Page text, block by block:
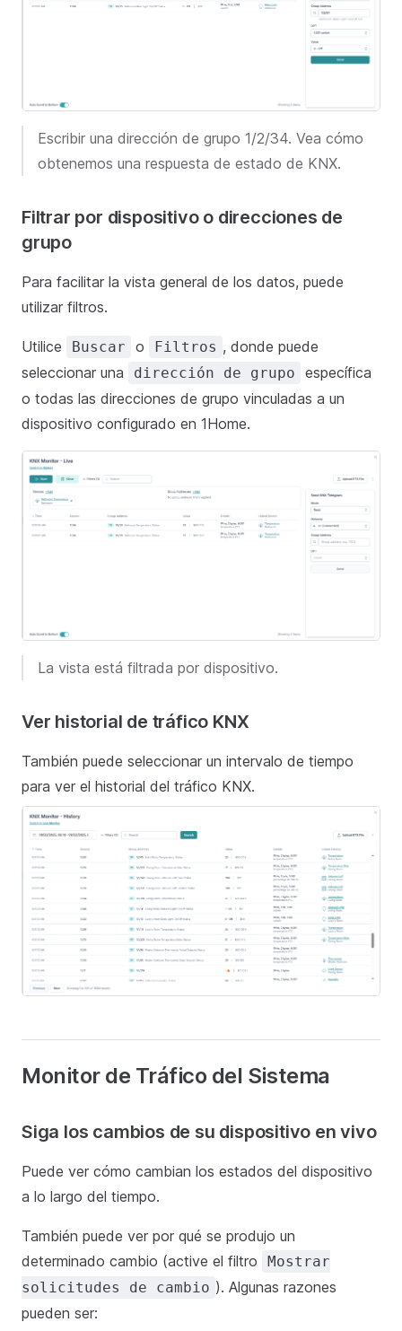
Escribir una dirección de grupo 1/2/34. Vea cómo
obtenemos una respuesta de estado de KNX.
Filtrar por dispositivo o direcciones de
grupo
Para facilitar la vista general de los datos, puede
utilizar filtros.
Utilice Buscar o Filtros , donde puede
seleccionar una
dirección de grupo
específica
o todas las direcciones de grupo vinculadas a un
dispositivo configurado en 1Home.
La vista está filtrada por dispositivo.
Ver historial de tráfico KNX
También puede seleccionar un intervalo de tiempo
para ver el historial del tráfico KNX.
Monitor de Tráfico del Sistema
Siga los cambios de su dispositivo en vivo
Puede ver cómo cambian los estados del dispositivo
a lo largo del tiempo.
También puede ver por qué se produjo un
determinado cambio (active el filtro
Mostrar
solicitudes de cambio ). Algunas razones
pueden ser: